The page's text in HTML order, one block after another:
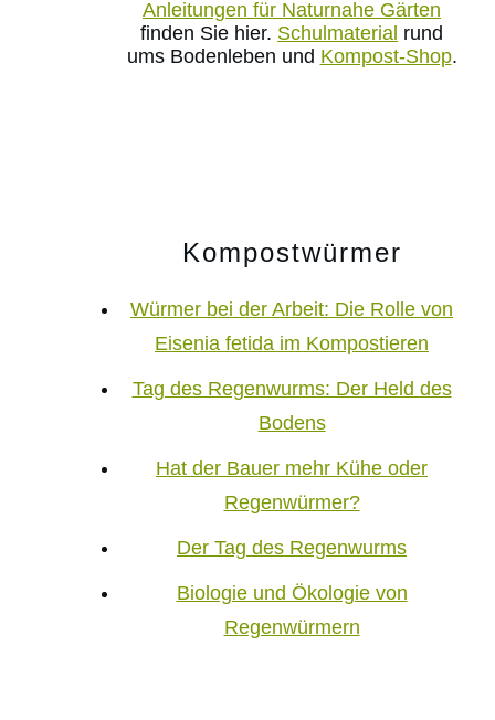
Anleitungen für Naturnahe Gärten
finden Sie hier. Schulmaterial rund
ums Bodenleben und Kompost-Shop.
Kompostwürmer
Würmer bei der Arbeit: Die Rolle von
Eisenia fetida im Kompostieren
Tag des Regenwurms: Der Held des
Bodens
Hat der Bauer mehr Kühe oder
Regenwürmer?
Der Tag des Regenwurms
Biologie und Ökologie von
Regenwürmern